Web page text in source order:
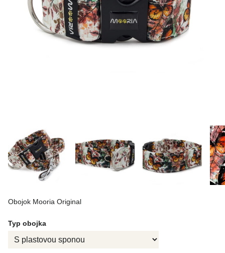
Obojok Mooria Original
Typ obojka